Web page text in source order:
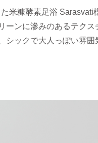
米糠酵素足浴 Sarasvati
ーンに滲みのあるテク
シックで大人っぽい雰囲